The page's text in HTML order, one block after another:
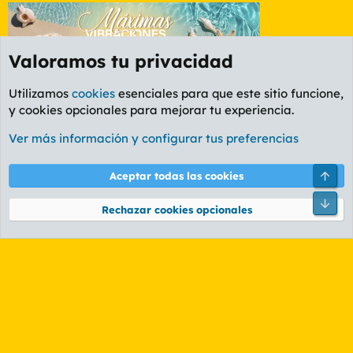
Foro Rapiñas
Cookies
PL OLDSTYLE AMARILLO
Términos y reglas Política de privacidad Ayuda
Community platform by XenForo® © 2010-2026 XenForo Ltd.
Valoramos tu privacidad
Utilizamos cookies esenciales para que este sitio funcione,
y cookies opcionales para mejorar tu experiencia.
Ver más información y configurar tus preferencias
Aceptar todas las cookies
Rechazar cookies opcionales
Pie